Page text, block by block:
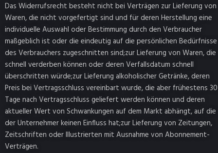
Das Widerrufsrecht besteht nicht bei Verträgen zur Lieferung von
Waren, die nicht vorgefertigt sind und für deren Herstellung eine
individuelle Auswahl oder Bestimmung durch den Verbraucher
maßgeblich ist oder die eindeutig auf die persönlichen Bedürfnisse
des Verbrauchers zugeschnitten sind;zur Lieferung von Waren, die
schnell verderben können oder deren Verfallsdatum schnell
überschritten würde;zur Lieferung alkoholischer Getränke, deren
Preis bei Vertragsschluss vereinbart wurde, die aber frühestens 30
Tage nach Vertragsschluss geliefert werden können und deren
aktueller Wert von Schwankungen auf dem Markt abhängt, auf die
der Unternehmer keinen Einfluss hat;zur Lieferung von Zeitungen,
Zeitschriften oder Illustrierten mit Ausnahme von Abonnement-
Verträgen.